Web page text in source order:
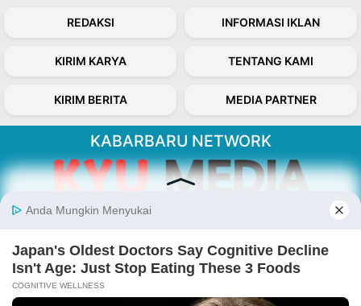
REDAKSI INFORMASI IKLAN
KIRIM KARYA TENTANG KAMI
KIRIM BERITA MEDIA PARTNER
KABARBARU NETWORK
Kabarbaru.co menyajikan berita aktual dan
inspiratif dari sudut pandang berbaik sangka
serta terverifikasi dari sumber yang tepat.